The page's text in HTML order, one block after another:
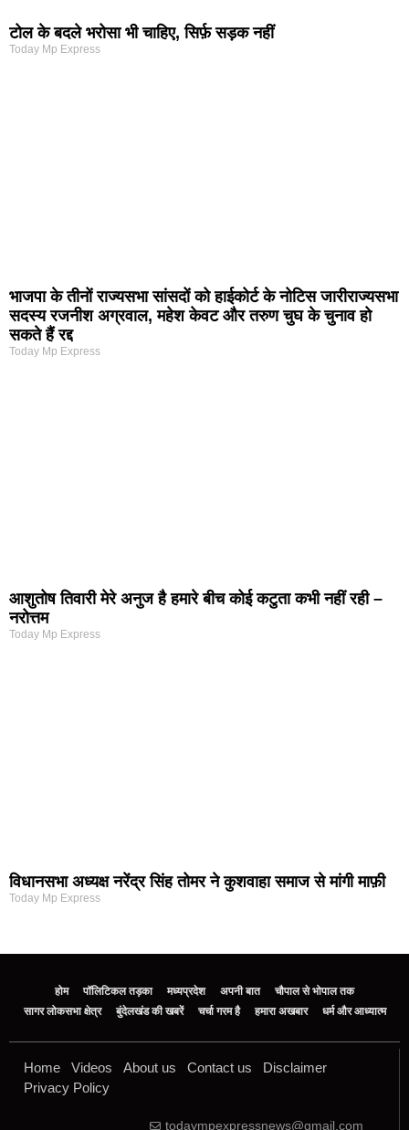
टोल के बदले भरोसा भी चाहिए, सिर्फ़ सड़क नहीं
Today Mp Express
भाजपा के तीनों राज्यसभा सांसदों को हाईकोर्ट के नोटिस जारीराज्यसभा
सदस्य रजनीश अग्रवाल, महेश केवट और तरुण चुघ के चुनाव हो
सकते हैं रद्द
Today Mp Express
आशुतोष तिवारी मेरे अनुज है हमारे बीच कोई कटुता कभी नहीं रही –
नरोत्तम
Today Mp Express
विधानसभा अध्यक्ष नरेंद्र सिंह तोमर ने कुशवाहा समाज से मांगी माफ़ी
Today Mp Express
होम पॉलिटिकल तड़का मध्यप्रदेश अपनी बात
चौपाल से भोपाल तक
सागर लोकसभा क्षेत्र
बुंदेलखंड की खबरें चर्चा गरम है हमारा अखबार धर्म और आध्यात्म
Home Videos About us Contact us
Disclaimer
Privacy Policy
todaympexpressnews@gmail.com